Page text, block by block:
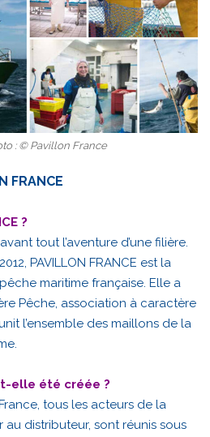
: © Pavillon France
FRANCE
?
avant tout l’aventure d’une filière.
PAVILLON FRANCE est la
maritime française. Elle a
Pêche, association à caractère
l’ensemble des maillons de la
elle été créée ?
tous les acteurs de la
distributeur, sont réunis sous